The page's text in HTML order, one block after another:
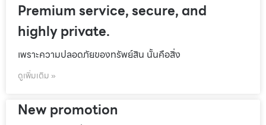
Premium service, secure, and
highly private.
เพราะความปลอดภัยของทรัพย์สิน นั้นคือสิ่ง
ดูเพิ่มเติม »
New promotion